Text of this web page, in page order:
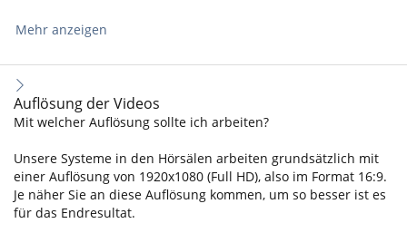
Mehr anzeigen
Auflösung der Videos
Mit welcher Auflösung sollte ich arbeiten?
Unsere Systeme in den Hörsälen arbeiten grundsätzlich mit
einer Auflösung von 1920x1080 (Full HD), also im Format 16:9.
Je näher Sie an diese Auflösung kommen, um so besser ist es
für das Endresultat.